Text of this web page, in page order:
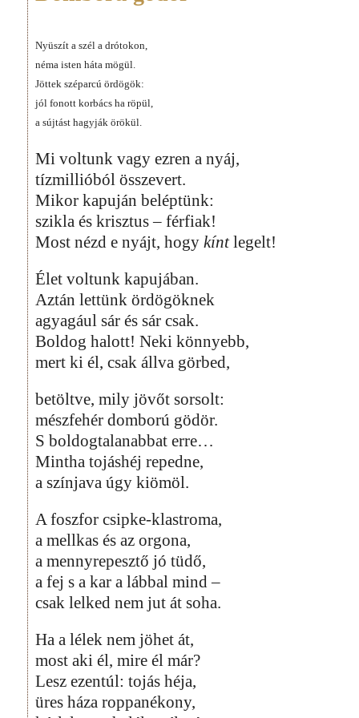
Nyüszít a szél a drótokon,
néma isten háta mögül.
Jöttek széparcú ördögök:
jól fonott korbács ha röpül,
a sújtást hagyják örökül.
Mi voltunk vagy ezren a nyáj,
tízmillióból összevert.
Mikor kapuján beléptünk:
szikla és krisztus – férfiak!
Most nézd e nyájt, hogy kíntlegelt!
Élet voltunk kapujában.
Aztán lettünk ördögöknek
agyagául sár és sár csak.
Boldog halott! Neki könnyebb,
mert ki él, csak állva görbed,
betöltve, mily jövőt sorsolt:
mészfehér domború gödör.
S boldogtalanabbat erre…
Mintha tojáshéj repedne,
a színjava úgy kiömöl.
A foszfor csipke-klastroma,
a mellkas és az orgona,
a mennyrepesztő jó tüdő,
a fej s a kar a lábbal mind –
csak lelked nem jut át soha.
Ha a lélek nem jöhet át,
most aki él, mire él már?
Lesz ezentúl: tojás héja,
üres háza roppanékony,